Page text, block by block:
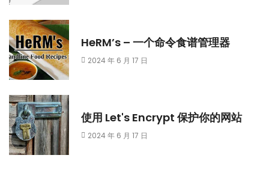
HeRM’s – 一个命令食谱管理器
2024 年 6 月 17 日
使用 Let's Encrypt 保护你的网站
2024 年 6 月 17 日